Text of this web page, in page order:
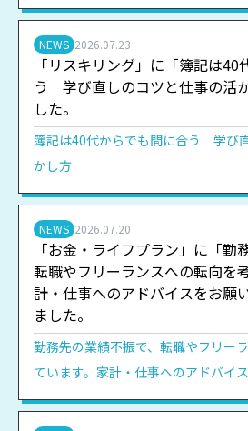
NEWS 2026.07.23
「リスキリング」に「簿記は
う 学び直しのコツと仕事の活
した。
簿記は40代からでも間に合う 学び
かし方
NEWS 2026.07.20
「お金・ライフプラン」に「勤
転職やフリーランスへの転向を
計・仕事へのアドバイスをお願
ました。
勤務先の業績不振で、転職やフリー
ています。家計・仕事へのアドバイ